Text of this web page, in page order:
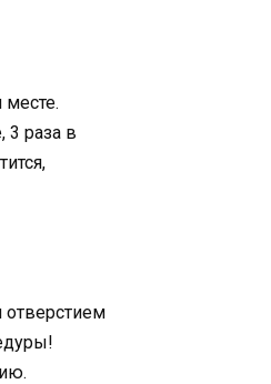
3 раза в
отверстием